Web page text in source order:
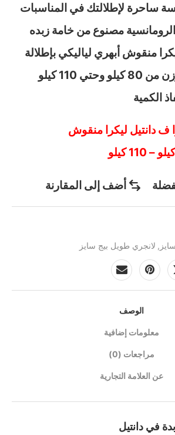
ساحرة لإطلالتك في المناسبات
الرومانسية مصنوع من خامة زبده
منقوش أبهري لياليكي بإطلالة
ساحرة تناسب لوزن من 80 كيلو وحتي 110 كيلو
الكمية
ف دانتيل ليكرا منقوش
أضف إلى المقارنة
, لانجري طويل بيج سايز
الوصف
معلومات إضافية
مراجعات (0)
عن العلامة التجارية
في دانتيل